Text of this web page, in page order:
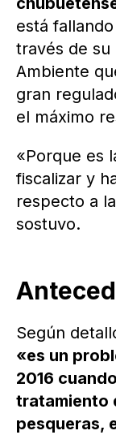
está
través de su
Ambiente
gran
el máximo
«Porque es
fiscalizar y
respecto a
sostuvo.
Según
«es un
2016
tratamiento
pesqueras,